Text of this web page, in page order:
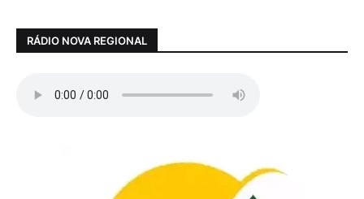
RÁDIO NOVA REGIONAL